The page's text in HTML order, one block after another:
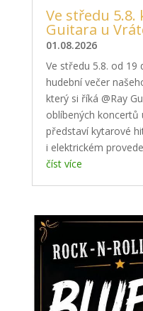
Ve středu 5.8.
Guitara u
01.08.2026
Ve středu 5.8. od 19
hudební večer
který si říká @Ray
oblíbených koncertů
představí kytarové
i elektrickém
číst více